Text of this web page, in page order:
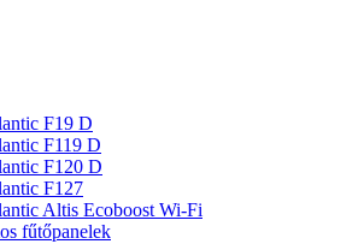
F19 D
F119 D
F120 D
F127
Altis Ecoboost Wi-Fi
fűtőpanelek